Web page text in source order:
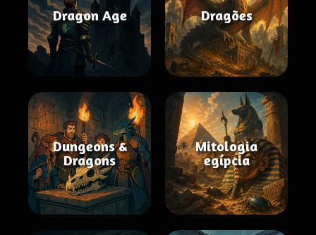
Dragon Age Dragões
Dungeons &
Dragons
Mitologia
egípcia